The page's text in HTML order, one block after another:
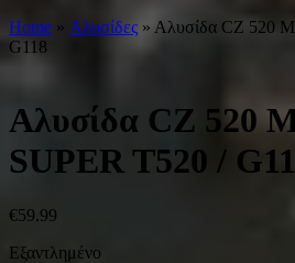
Home » Αλυσίδες » Αλυσίδα CZ 520
G118
Αλυσίδα CZ 520
SUPER T520 /
€59.99
Εξαντλημένο